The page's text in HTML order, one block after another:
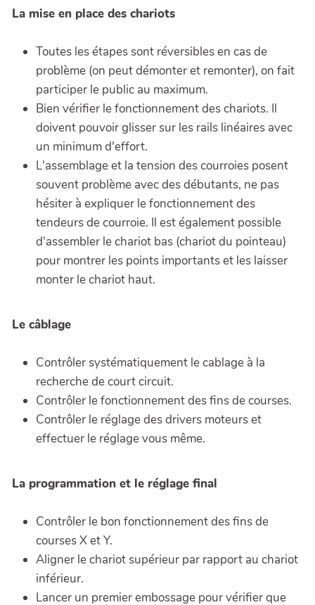
La mise en place des chariots
Toutes les étapes sont réversibles en cas de
problème (on peut démonter et remonter), on fait
participer le public au maximum.
Bien vérifier le fonctionnement des chariots. Il
doivent pouvoir glisser sur les rails linéaires avec
un minimum d'effort.
L'assemblage et la tension des courroies posent
souvent problème avec des débutants, ne pas
hésiter à expliquer le fonctionnement des
tendeurs de courroie. Il est également possible
d'assembler le chariot bas (chariot du pointeau)
pour montrer les points importants et les laisser
monter le chariot haut.
Le câblage
Contrôler systématiquement le cablage à la
recherche de court circuit.
Contrôler le fonctionnement des fins de courses.
Contrôler le réglage des drivers moteurs et
effectuer le réglage vous même.
La programmation et le réglage final
Contrôler le bon fonctionnement des fins de
courses X et Y.
Aligner le chariot supérieur par rapport au chariot
inférieur.
Lancer un premier embossage pour vérifier que